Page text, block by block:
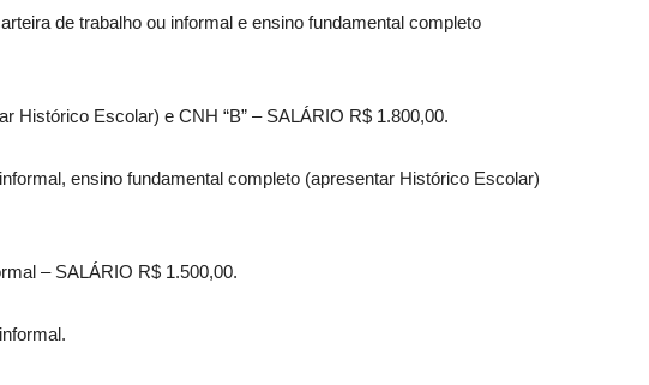
de trabalho ou informal e ensino fundamental completo
Histórico Escolar) e CNH “B” – SALÁRIO R$ 1.800,00.
ensino fundamental completo (apresentar Histórico Escolar)
– SALÁRIO R$ 1.500,00.